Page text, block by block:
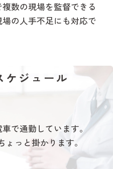
数の現場を監督できる
の人手不足にも対応で
ケジュール
で通勤しています。
ょっと掛かります。